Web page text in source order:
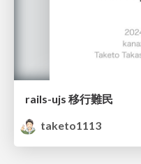
rails-ujs 移行難民
taketo1113